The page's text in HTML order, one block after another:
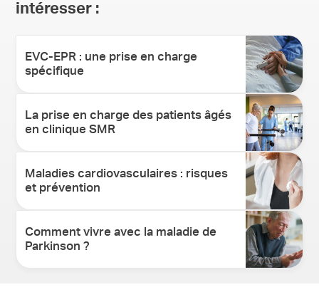
intéresser :
EVC-EPR : une prise en charge
spécifique
La prise en charge des patients âgés
en clinique SMR
Maladies cardiovasculaires : risques
et prévention
Comment vivre avec la maladie de
Parkinson ?